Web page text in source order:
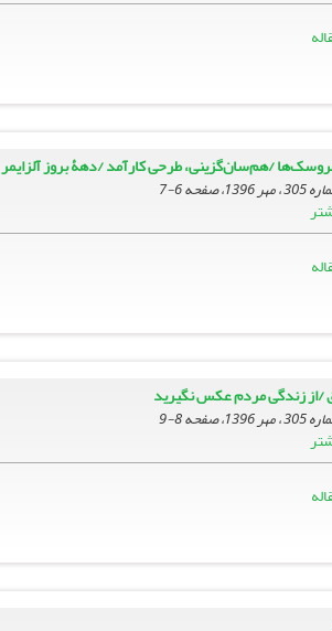
/هم‌سان‌گزینی، طرحی کارآمد /دهۀ بروز آلزایمر
6-7
/از زندگی مردم عکس نگیرید
8-9